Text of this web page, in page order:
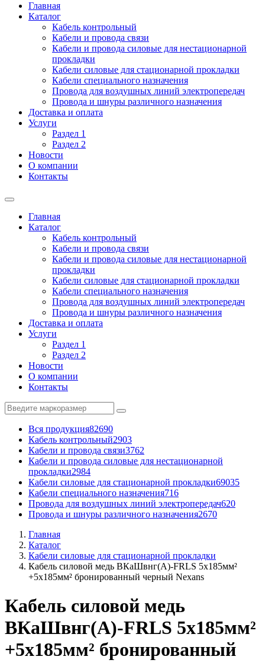
Главная
Каталог
Кабель контрольный
Кабели и провода связи
Кабели и провода силовые для нестационарной
прокладки
Кабели силовые для стационарной прокладки
Кабели специального назначения
Провода для воздушных линий электропередач
Провода и шнуры различного назначения
Доставка и оплата
Услуги
Раздел 1
Раздел 2
Новости
О компании
Контакты
Главная
Каталог
Кабель контрольный
Кабели и провода связи
Кабели и провода силовые для нестационарной
прокладки
Кабели силовые для стационарной прокладки
Кабели специального назначения
Провода для воздушных линий электропередач
Провода и шнуры различного назначения
Доставка и оплата
Услуги
Раздел 1
Раздел 2
Новости
О компании
Контакты
Вся продукция82690
Кабель контрольный2903
Кабели и провода связи3762
Кабели и провода силовые для нестационарной
прокладки2984
Кабели силовые для стационарной прокладки69035
Кабели специального назначения716
Провода для воздушных линий электропередач620
Провода и шнуры различного назначения2670
Главная
Каталог
Кабели силовые для стационарной прокладки
Кабель силовой медь ВКаШвнг(A)-FRLS 5x185мм²
+5x185мм² бронированный черный Nexans
Кабель силовой медь
ВКаШвнг(A)-FRLS 5x185мм²
+5x185мм² бронированный